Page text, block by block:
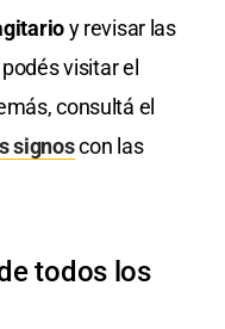
y revisar las
visitar el
consultá el
signoscon las
todos los